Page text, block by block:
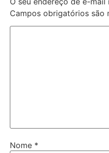
Campos obrigatórios são
Nome *